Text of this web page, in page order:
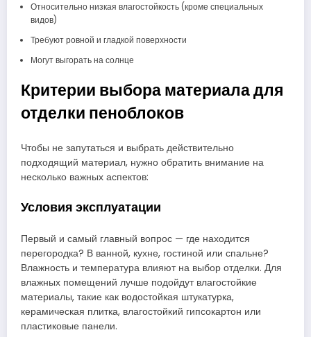
Относительно низкая влагостойкость (кроме специальных
видов)
Требуют ровной и гладкой поверхности
Могут выгорать на солнце
Критерии выбора материала для
отделки пеноблоков
Чтобы не запутаться и выбрать действительно
подходящий материал, нужно обратить внимание на
несколько важных аспектов:
Условия эксплуатации
Первый и самый главный вопрос — где находится
перегородка? В ванной, кухне, гостиной или спальне?
Влажность и температура влияют на выбор отделки. Для
влажных помещений лучше подойдут влагостойкие
материалы, такие как водостойкая штукатурка,
керамическая плитка, влагостойкий гипсокартон или
пластиковые панели.